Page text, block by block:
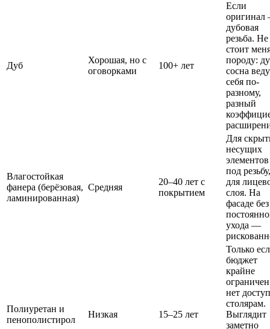
Дуб
Хорошая, но с
оговорками
100+ лет
Если
дубовая
резьба. Не
стоит
породу:
сосна
себя по-
разному,
разный
Влагостойкая
фанера (берёзовая,
ламинированная)
Средняя
20–40 лет с
покрытием
Для
несущих
элементов
под
для
слоя. На
фасаде без
ухода —
Полиуретан и
пенополистирол
Низкая 15–25 лет
Только
бюджет
крайне
нет
столярам.
Выглядит
заметно